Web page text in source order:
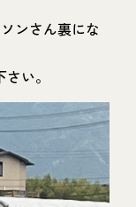
ンさん裏にな
い。